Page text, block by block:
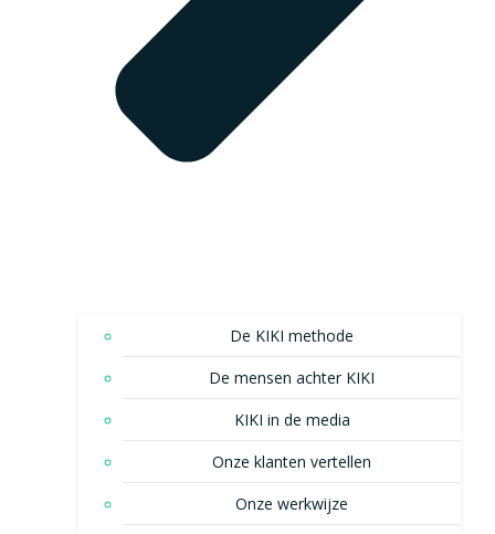
De KIKI methode
De mensen achter KIKI
KIKI in de media
Onze klanten vertellen
Onze werkwijze